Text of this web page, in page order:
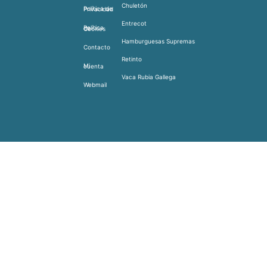
Política de Privacidad
Política de Cookies
Contacto
Mi cuenta
Webmail
Chuletón
Entrecot
Hamburguesas Supremas
Retinto
Vaca Rubia Gallega